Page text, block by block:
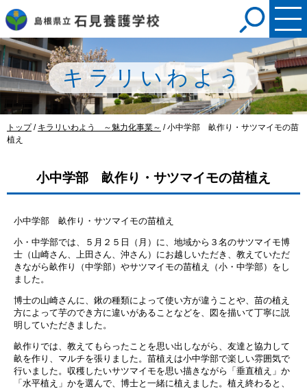
このページの本文へ
キラリいわよう
現
在
トップ/ キラリいわよう ～魅力化事業～ /小中学部 畝作り・サツマイモの苗
植え
小中学部 畝作り・サツマイモの苗植え
小中学部 畝作り・サツマイモの苗植え
小・中学部では、５月２５日（月）に、地域から３名のサツマイモ博
士（山崎さん、上田さん、沖さん）にお越しいただき、教えていただ
きながら畝作り（中学部）やサツマイモの苗植え（小・中学部）をし
ました。
博士の山崎さんに、鍬の種類によって使い方が違うことや、苗の植え
方によって芋のでき方に違いがあることなどを、図を描いて丁寧に説
明していただきました。
畝作りでは、教えてもらったことを思い出しながら、友達と協力して
畝を作り、マルチを張りました。苗植えは小中学部で楽しい雰囲気で
行いました。収穫したいサツマイモを思い描きながら「垂直植え」か
「水平植え」かを選んで、博士と一緒に植えました。植え終わると、